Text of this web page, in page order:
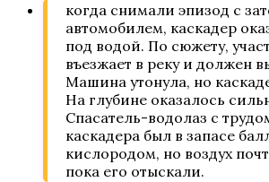
когда снимали эпизод с
автомобилем, каскадер
под водой. По сюжету,
въезжает в реку и должен
Машина утонула, но
На глубине оказалось
Спасатель-водолаз с
каскадера был в запасе
кислородом, но воздух
пока его отыскали.